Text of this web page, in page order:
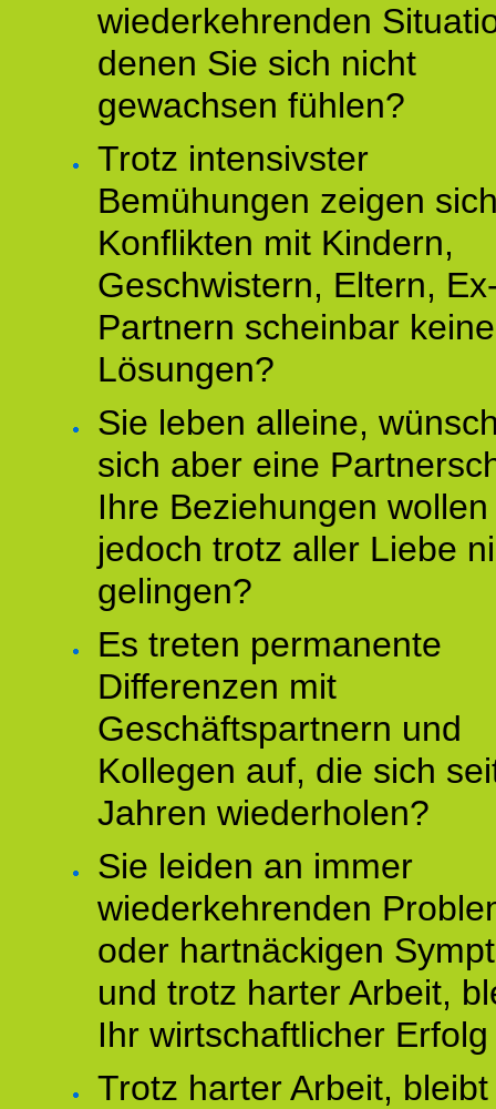
wiederkehrenden
denen Sie sich nicht
gewachsen fühlen?
Trotz intensivster
Bemühungen zeigen
Konflikten mit Kindern,
Geschwistern, Eltern,
Partnern scheinbar keine
Lösungen?
Sie leben alleine,
sich aber eine
Ihre Beziehungen wollen
jedoch trotz aller Liebe
gelingen?
Es treten permanente
Differenzen mit
Geschäftspartnern und
Kollegen auf, die sich
Jahren wiederholen?
Sie leiden an immer
wiederkehrenden
oder hartnäckigen
und trotz harter Arbeit,
Ihr wirtschaftlicher
Trotz harter Arbeit,